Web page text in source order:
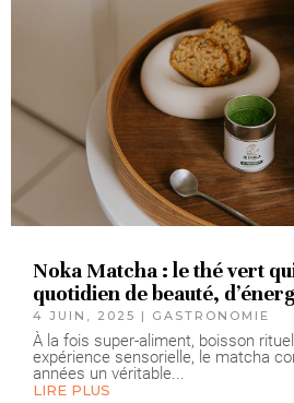
Noka Matcha : le thé vert
quotidien de beauté,
4 JUIN, 2025 | GASTRONOMIE
À la fois super-aliment, boisson
expérience sensorielle, le matcha
années un véritable...
LIRE PLUS